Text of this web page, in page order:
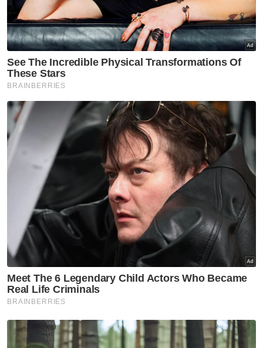
Malaya
Selain itu, saintis sukan dari Australia, Duncan
pula bertindak dalam bidang sains sukan
untuk menyediakan pasukan kebangsaan
dengan tahap kesediaan fizikal dan taktikal
yang terbaik, selain aspek berkaitan prestasi
tinggi pemain.
Cklamovski juga dari Australia pula
membimbing Harimau Malaya dengan misi
mara ke Piala Asia 2027 memperbaiki ranking